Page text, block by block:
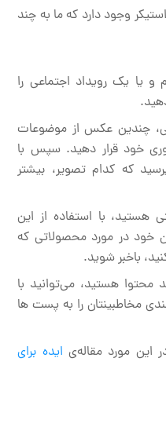
وجود دارد که ما به چند
یا یک رویداد اجتماعی را
چندین عکس از موضوعات
خود قرار دهید. سپس با
که کدام تصویر، بیشتر
هستید، با استفاده از این
خود در مورد محصولاتی که
باخبر شوید.
محتوا هستید، می‌توانید با
مخاطبینتان را به پست ها
این مورد مقاله‌ی ایده برای